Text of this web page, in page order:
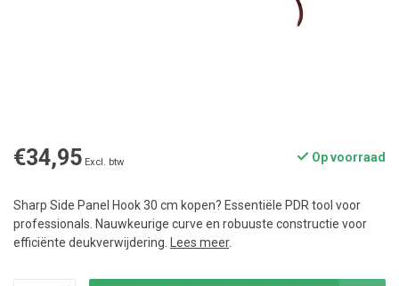
€34,95 Excl. btw Op voorraad
Sharp Side Panel Hook 30 cm kopen? Essentiële PDR tool voor
professionals. Nauwkeurige curve en robuuste constructie voor
efficiënte deukverwijdering.
Lees meer.